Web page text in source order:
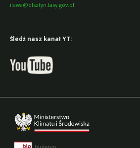
ilawa@olsztyn.lasy.gov.pl
Śledź nasz kanał YT: